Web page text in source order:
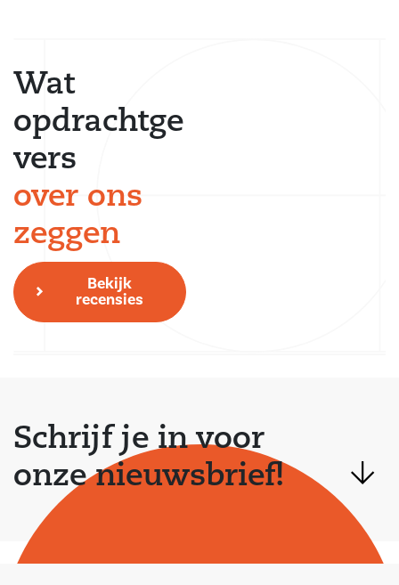
Schrijf je in voor
onze nieuwsbrief!
Wat
opdrachtge
vers
over ons
zeggen
Bekijk
recensies